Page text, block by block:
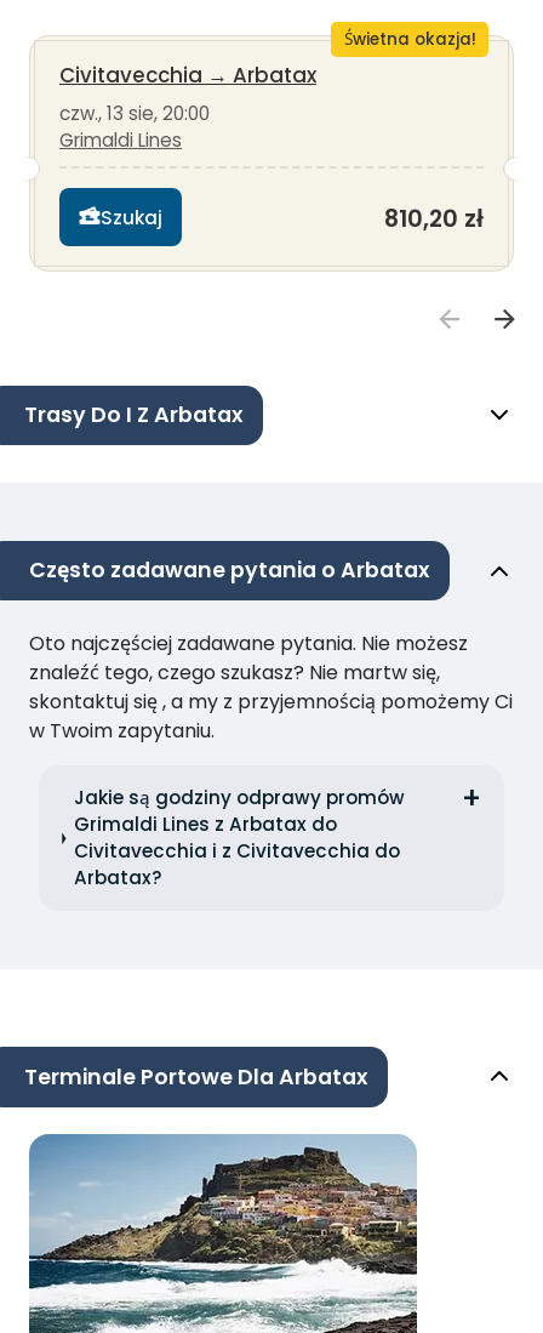
Świetna okazja!
Civitavecchia → Arbatax
czw., 13 sie, 20:00
Grimaldi Lines
Szukaj 810,20 zł
Trasy Do I Z Arbatax
Często zadawane pytania o Arbatax
Oto najczęściej zadawane pytania. Nie możesz
znaleźć tego, czego szukasz? Nie martw się,
skontaktuj się , a my z przyjemnością pomożemy Ci
w Twoim zapytaniu.
Jakie są godziny odprawy promów
Grimaldi Lines z Arbatax do
Civitavecchia i z Civitavecchia do
Arbatax?
Terminale Portowe Dla Arbatax